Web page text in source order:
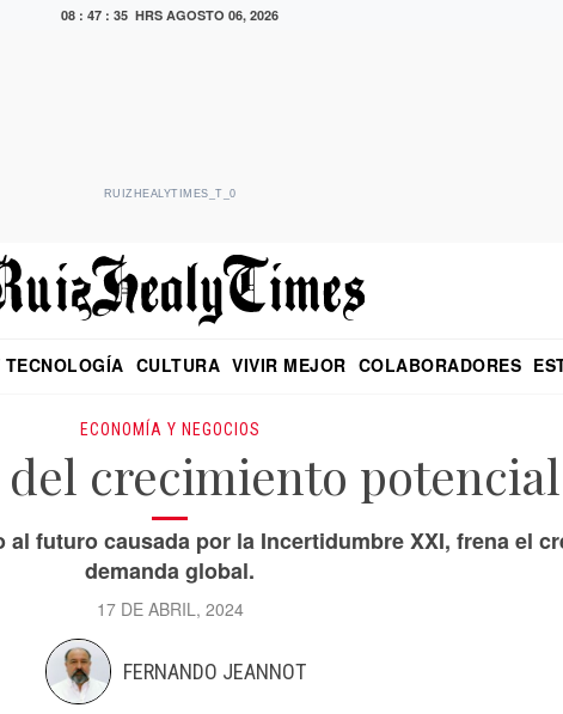
08 : 47 : 36 HRS AGOSTO 06, 2026
RUIZHEALYTIMES_T_0
CULTURA VIVIR MEJOR COLABORADORES
ECONOMÍA Y NEGOCIOS
crecimiento potencial
futuro causada por la Incertidumbre XXI, frena el
demanda global.
17 DE ABRIL, 2024
FERNANDO JEANNOT